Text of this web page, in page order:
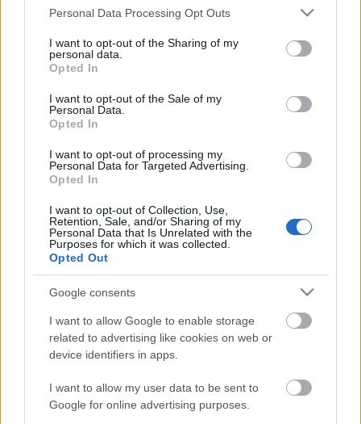
Please note that this website/app uses one or more Google
not limited to your visit or usage behaviour. You may click to
grant or deny consent to Google and its third-party tags to
use your data for below specified purposes in below Google
consent section.
Personal Data Processing Opt Outs
I want to opt-out of the Sharing of my
personal data.
Opted In
I want to opt-out of the Sale of my
Personal Data.
Opted In
I want to opt-out of processing my
Personal Data for Targeted Advertising.
Opted In
I want to opt-out of Collection, Use,
Retention, Sale, and/or Sharing of my
Personal Data that Is Unrelated with the
Purposes for which it was collected.
Opted Out
Google consents
I want to allow Google to enable storage
related to advertising like cookies on web or
device identifiers in apps.
I want to allow my user data to be sent to
Google for online advertising purposes.
TörökÁkos•2019. november 07.
A budapesti Katona József Színház jóvoltából a
Miskolci Nemzeti Színház is kivehette részét az
Tengeren – Conor McPherson
darabját mutatják be Nyíregyházán
A szigorúan tizenhat éven felülieknek szóló előadást
Göttinger Pál rendezi, Kálid Artúr
vendégszereplésével, Upor László fordításában.
Hagyaték – Rába Rolanddal és Feuer
Yvettel